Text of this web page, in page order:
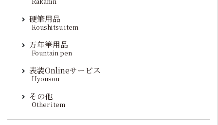
硬筆用品
Koushitsu item
万年筆用品
Fountain pen
表装Onlineサービス
Hyousou
その他
Other item